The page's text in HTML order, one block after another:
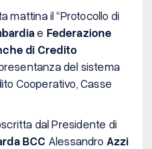
mattina il “Protocollo di
e Federazione
di Credito
del sistema
Cooperativo, Casse
dal Presidente di
BCC Alessandro Azzi